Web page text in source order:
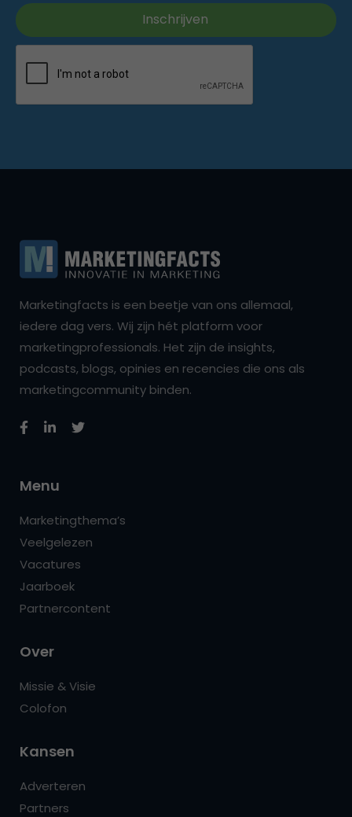
Marketingfacts is een beetje van ons allemaal,
iedere dag vers. Wij zijn hét platform voor
marketingprofessionals. Het zijn de insights,
podcasts, blogs, opinies en recencies die ons als
marketingcommunity binden.
Menu
Marketingthema’s
Veelgelezen
Vacatures
Jaarboek
Partnercontent
Over
Missie & Visie
Colofon
Kansen
Adverteren
Partners